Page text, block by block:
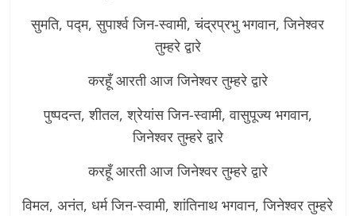
सुमति, पद्म, सुपार्श्व जिन-स्वामी, चंद्रप्रभु भगवान, जिनेश्वर
तुम्हरे द्वारे
करहूँ आरती आज जिनेश्वर तुम्हरे द्वारे
पुष्पदन्त, शीतल, श्रेयांस जिन-स्वामी, वासुपूज्य भगवान,
जिनेश्वर तुम्हरे द्वारे
करहूँ आरती आज जिनेश्वर तुम्हरे द्वारे
विमल, अनंत, धर्म जिन-स्वामी, शांतिनाथ भगवान, जिनेश्वर तुम्हरे